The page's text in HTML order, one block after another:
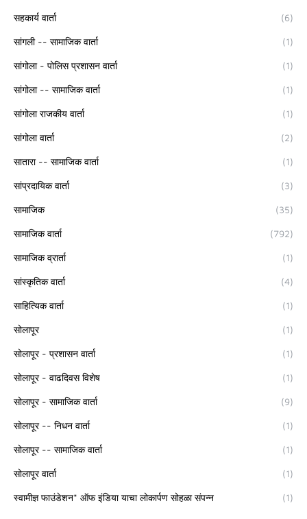
सहकार्य वार्ता (6)
सांगली -- सामाजिक वार्ता (1)
सांगोला - पोलिस प्रशासन वार्ता (1)
सांगोला -- सामाजिक वार्ता (1)
सांगोला राजकीय वार्ता (1)
सांगोला वार्ता (2)
सातारा -- सामाजिक वार्ता (1)
सांप्रदायिक वार्ता (3)
सामाजिक (35)
सामाजिक वार्ता (792)
सामाजिक व्रार्ता (1)
सांस्कृतिक वार्ता (4)
साहित्यिक वार्ता (1)
सोलापूर (1)
सोलापूर - प्रशासन वार्ता (1)
सोलापूर - वाढदिवस विशेष (1)
सोलापूर - सामाजिक वार्ता (9)
सोलापूर -- निधन वार्ता (1)
सोलापूर -- सामाजिक वार्ता (1)
सोलापूर वार्ता (1)
स्वामीज्ञ फाउंडेशन* ऑफ इंडिया याचा लोकार्पण सोहळा संपन्न (1)